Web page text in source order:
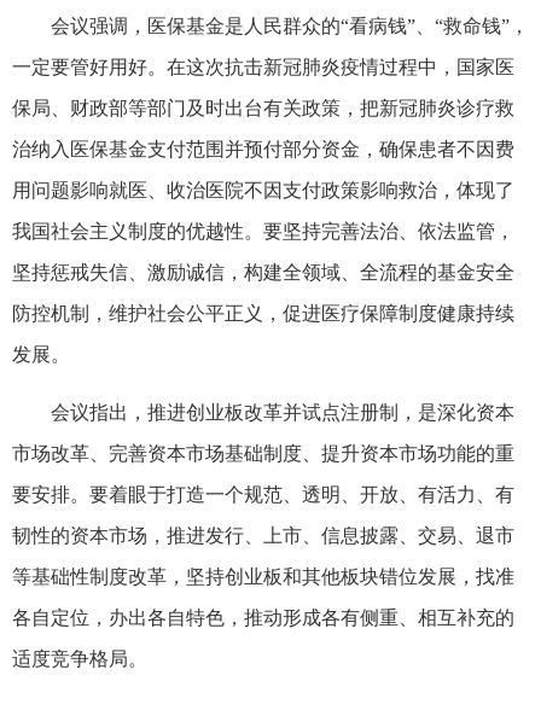
会议强调，医保基金是人民群众的“看病钱”、“救命钱”，
一定要管好用好。在这次抗击新冠肺炎疫情过程中，国家医
保局、财政部等部门及时出台有关政策，把新冠肺炎诊疗救
治纳入医保基金支付范围并预付部分资金，确保患者不因费
用问题影响就医、收治医院不因支付政策影响救治，体现了
我国社会主义制度的优越性。要坚持完善法治、依法监管，
坚持惩戒失信、激励诚信，构建全领域、全流程的基金安全
防控机制，维护社会公平正义，促进医疗保障制度健康持续
发展。
会议指出，推进创业板改革并试点注册制，是深化资本
市场改革、完善资本市场基础制度、提升资本市场功能的重
要安排。要着眼于打造一个规范、透明、开放、有活力、有
韧性的资本市场，推进发行、上市、信息披露、交易、退市
等基础性制度改革，坚持创业板和其他板块错位发展，找准
各自定位，办出各自特色，推动形成各有侧重、相互补充的
适度竞争格局。